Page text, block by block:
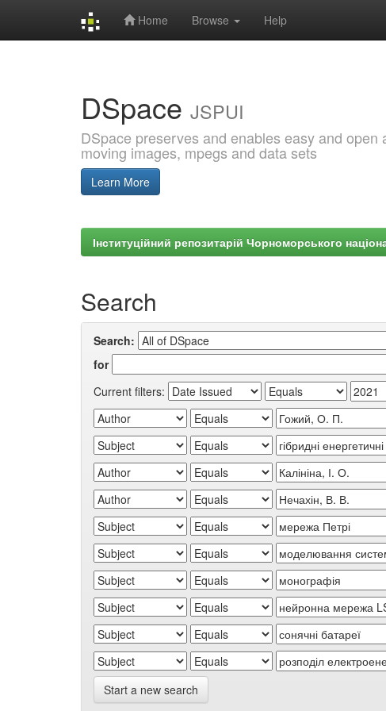
Home Browse Help
DSpace JSPUI
DSpace preserves and enables easy and
moving images, mpegs and data sets
Learn More
Інституційний репозитарій Чорноморського
Search
Search:
for
Current filters:
Start a new search